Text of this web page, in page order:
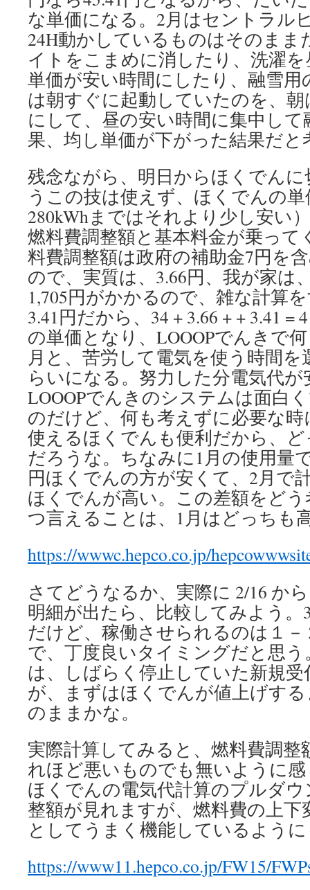
な単価になる。2月はセントラル
24H動かしているものはそのまま
イトをこまめに消したり、洗濯
単価が安い時間にしたり、融雪
は朝すぐに起動していたのを、
にして、昼の安い時間に集中し
果、均し単価が下がった結果だと
残念ながら、明日からほくでん
うこの技は使えず、ほくでんの
280kWhまではそれより少し安い
燃料費調整額と基本料金が乗っ
料費調整額は政府の補助金7円を
ので、実質は、3.66円、我が家は
1,705円がかかるので、雑な計算
3.41円だから、34 + 3.66 + + 3.41 =
の単価となり、LOOOPでんきで
月と、苦労して電気を使う時間
らいになる。努力した分電気代
LOOOPでんきのシステムは面白
のだけど、何も考えずに必要な
使えるほくでんも便利だから、
だろうな。ちなみに1月の使用量
円ほくでんの方が安くて、2月で
ほくでんが高い。この差額をど
つ言えることは、1月はどっちも
https://wwwc.hepco.co.jp/
さてどうなるか、実際に 2/16 か
明細が出たら、比較してみよう。
だけど、稼働させられるのは１
で、丁度良いタイミングだと思う
は、しばらく停止していた新規
が、まずはほくでんが値上げす
のままかな。
実際計算してみると、燃料費調整
れほど悪いものでも無いように
ほくでんの電気代計算のプルダ
整額が見れますが、燃料費の上下
としてうまく機能しているよう
https://www11.hepco.co.jp/FW15/